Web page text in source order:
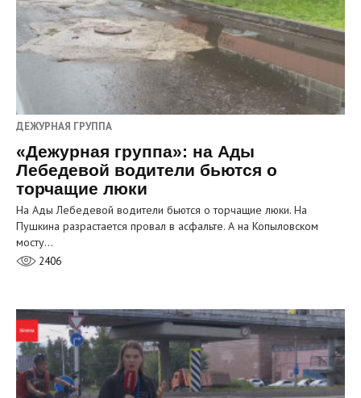
ДЕЖУРНАЯ ГРУППА
«Дежурная группа»: на Ады
Лебедевой водители бьются о
торчащие люки
На Ады Лебедевой водители бьются о торчащие люки. На
Пушкина разрастается провал в асфальте. А на Копыловском
мосту…
2406